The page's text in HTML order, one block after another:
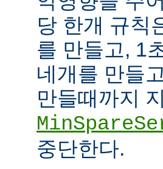
당 한개 규칙
를 만들고, 1
네개를 만들
만들때까지
중단한다.